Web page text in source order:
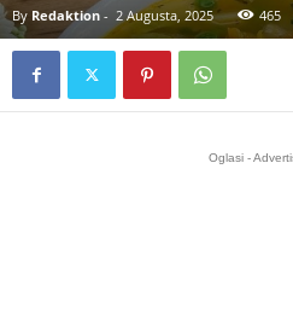
By Redaktion - 2 Augusta, 2025 465
Oglasi -